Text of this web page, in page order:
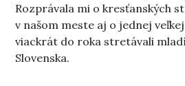
Rozprávala mi o kresťanských
v našom meste aj o jednej
viackrát do roka stretávali
Slovenska.